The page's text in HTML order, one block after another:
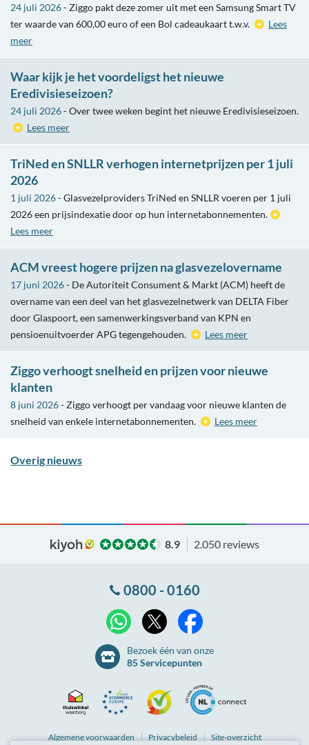
24 juli 2026- Ziggo pakt deze zomer uit met een Samsung Smart TV
ter waarde van 600,00 euro of een Bol cadeaukaart t.w.v.
Lees
meer
Waar kijk je het voordeligst het nieuwe
Eredivisieseizoen?
24 juli 2026- Over twee weken begint het nieuwe Eredivisieseizoen.
Lees meer
TriNed en SNLLR verhogen internetprijzen per 1 juli
2026
1 juli 2026- Glasvezelproviders TriNed en SNLLR voeren per 1 juli
2026 een prijsindexatie door op hun internetabonnementen.
Lees meer
ACM vreest hogere prijzen na glasvezelovername
17 juni 2026- De Autoriteit Consument & Markt (ACM) heeft de
overname van een deel van het glasvezelnetwerk van DELTA Fiber
door Glaspoort, een samenwerkingsverband van KPN en
pensioenuitvoerder APG tegengehouden.
Lees meer
Ziggo verhoogt snelheid en prijzen voor nieuwe
klanten
8 juni 2026- Ziggo verhoogt per vandaag voor nieuwe klanten de
snelheid van enkele internetabonnementen.
Lees meer
Overig nieuws
8.9 2.050 reviews
0800 - 0160
WhatsApp
Bezoek één van onze
85 Servicepunten
Algemenevoorwaarden Privacybeleid Site-overzicht